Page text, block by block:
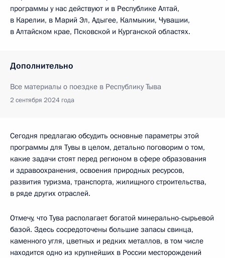
программы у нас действуют и в Республике Алтай,
в Карелии, в Марий Эл, Адыгее, Калмыкии, Чувашии,
в Алтайском крае, Псковской и Курганской областях.
Дополнительно
Все материалы о поездке в Республику Тыва
2 сентября 2024 года
Сегодня предлагаю обсудить основные параметры этой
программы для Тувы в целом, детально поговорим о том,
какие задачи стоят перед регионом в сфере образования
и здравоохранения, освоения природных ресурсов,
развития туризма, транспорта, жилищного строительства,
в ряде других отраслей.
Отмечу, что Тува располагает богатой минерально-сырьевой
базой. Здесь сосредоточены большие запасы свинца,
каменного угля, цветных и редких металлов, в том числе
находится одно из крупнейших в России месторождений